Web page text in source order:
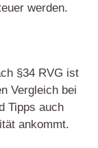
werden.
§34 RVG ist
Vergleich bei
Tipps auch
ankommt.